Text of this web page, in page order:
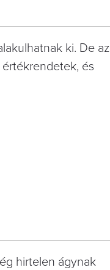
ki. De az
és
hirtelen ágynak